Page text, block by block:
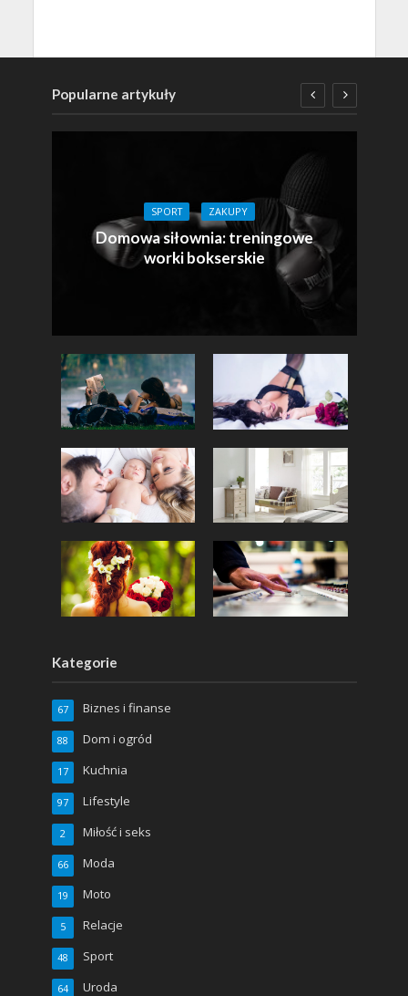
Popularne artykuły
SPORT ZAKUPY
Domowa siłownia: treningowe
worki bokserskie
Kategorie
Biznes i finanse
67
Dom i ogród
88
Kuchnia
17
Lifestyle
97
Miłość i seks
2
Moda
66
Moto
19
Relacje
5
Sport
48
Uroda
64